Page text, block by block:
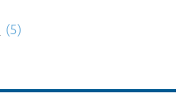
(5)